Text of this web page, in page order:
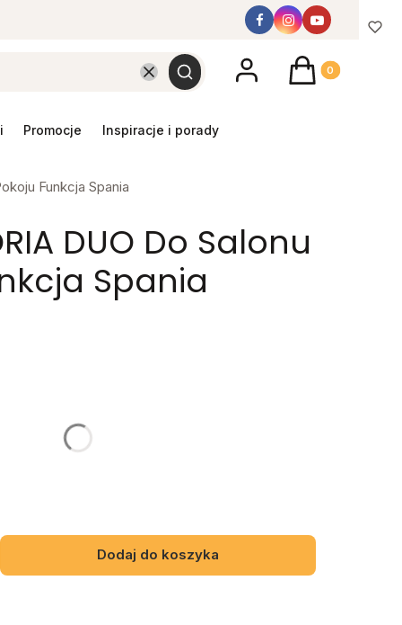
Wyczyść
Szukaj
Produkty w
promocje inspiracje i porady
Funkcja Spania
DUO Do Salonu
Spania
Dodaj do koszyka